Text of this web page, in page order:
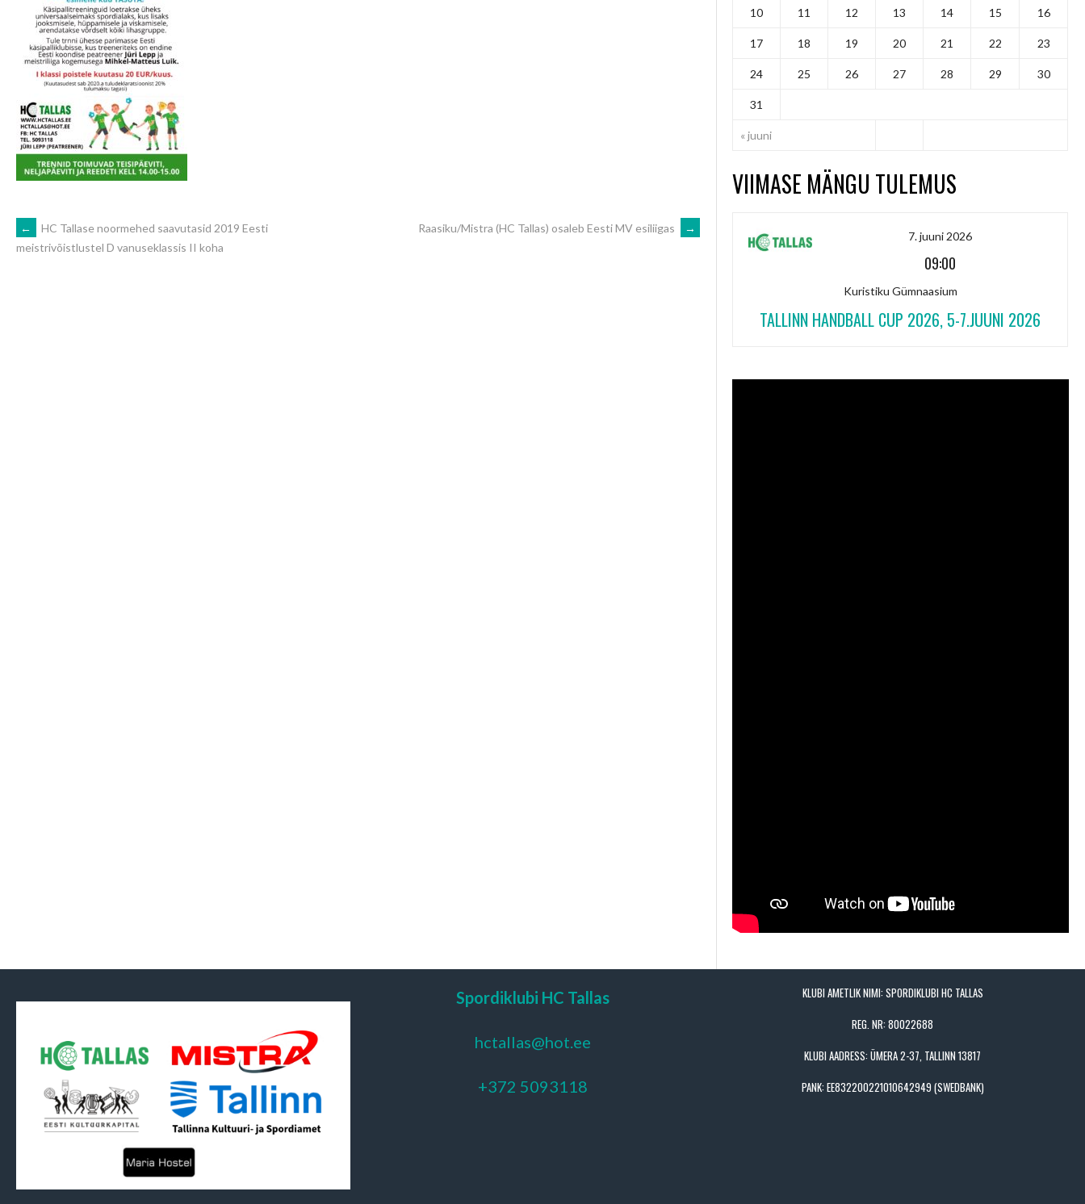
POST
←
HC Tallase noormehed saavutasid 2019 Eesti
meistrivõistlustel D vanuseklassis II koha
Raasiku/Mistra (HC Tallas) osaleb Eesti MV esiliigas →
« juuni
10 11 12 13 14 15 16
17 18 19 20 21 22 23
24 25 26 27 28 29 30
31
VIIMASE MÄNGU TULEMUS
7. juuni 2026
09:00
Kuristiku Gümnaasium
TALLINN HANDBALL CUP 2026, 5-7.JUUNI 2026
Spordiklubi HC Tallas
hctallas@hot.ee
+372 5093118
KLUBI AMETLIK NIMI: SPORDIKLUBI HC TALLAS
REG. NR: 80022688
KLUBI AADRESS: ÜMERA 2-37, TALLINN 13817
PANK: EE832200221010642949 (SWEDBANK)